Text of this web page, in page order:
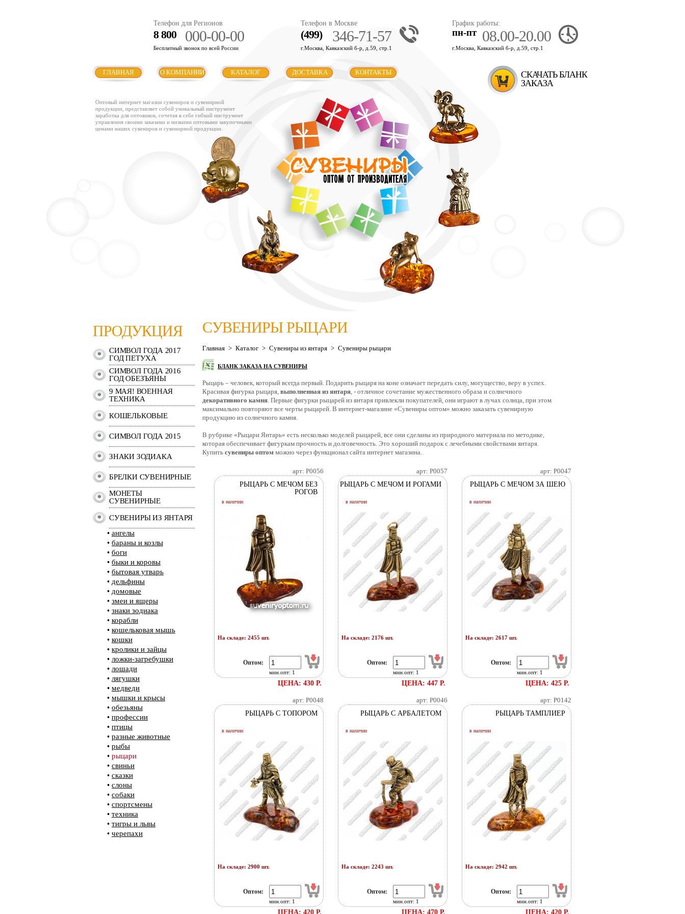
Телефон для Регионов
8 800 000-00-00
Бесплатный звонок по всей России
Телефон в Москве
(499) 346-71-57
г.Москва, Кавказский б-р, д.59, стр.1
График работы:
пн-пт 08.00-20.00
г.Москва, Кавказский б-р, д.59, стр.1
ГЛАВНАЯ О КОМПАНИИ КАТАЛОГ ДОСТАВКА КОНТАКТЫ
СКАЧАТЬ БЛАНК
ЗАКАЗА
Оптовый интернет магазин сувениров и сувенирной
продукции, представляет собой уникальный инструмент
заработка для оптовиков, сочетая в себе гибкий инструмент
управления своими заказами и низкими оптовыми закупочными
ценами наших сувениров и сувенирной продукции.
ПРОДУКЦИЯ
СИМВОЛ ГОДА 2017
ГОД ПЕТУХА
СИМВОЛ ГОДА 2016
ГОД ОБЕЗЪЯНЫ
9 МАЯ! ВОЕННАЯ
ТЕХНИКА
КОШЕЛЬКОВЫЕ
СИМВОЛ ГОДА 2015
ЗНАКИ ЗОДИАКА
БРЕЛКИ СУВЕНИРНЫЕ
МОНЕТЫ
СУВЕНИРНЫЕ
СУВЕНИРЫ ИЗ ЯНТАРЯ
• ангелы
• бараны и козлы
• боги
• быки и коровы
• бытовая утварь
• дельфины
• домовые
• змеи и ящеры
• знаки зодиака
• корабли
• кошельковая мышь
• кошки
• кролики и зайцы
• ложки-загребушки
• лошади
• лягушки
• медведи
• мышки и крысы
• обезьяны
• профессии
• птицы
• разные животные
• рыбы
• рыцари
• свиньи
• сказки
• слоны
• собаки
• спортсмены
• техника
• тигры и львы
• черепахи
СУВЕНИРЫ РЫЦАРИ
Главная > Каталог > Сувениры из янтаря > Сувениры рыцари
БЛАНК ЗАКАЗА НА СУВЕНИРЫ
Рыцарь – человек, который всегда первый. Подарить рыцаря на коне означает передать силу, могущество, веру в успех.
Красивая фигурка рыцаря, выполненная из янтаря, - отличное сочетание мужественного образа и солнечного
декоративного камня. Первые фигурки рыцарей из янтаря привлекли покупателей, они играют в лучах солнца, при этом
максимально повторяют все черты рыцарей. В интернет-магазине «Сувениры оптом» можно заказать сувенирную
продукцию из солнечного камня.
В рубрике «Рыцари Янтарь» есть несколько моделей рыцарей, все они сделаны из природного материала по методике,
которая обеспечивает фигуркам прочность и долговечность. Это хороший подарок с лечебными свойствами янтаря.
Купить сувениры оптом можно через функционал сайта интернет магазина.
арт: P0056
РЫЦАРЬ С МЕЧОМ БЕЗ
РОГОВ
в наличии
На складе: 2455 шт.
ЦЕНА: 430 Р.
Оптом:
мин.опт: 1
арт: P0057
РЫЦАРЬ С МЕЧОМ И РОГАМИ
в наличии
На складе: 2176 шт.
ЦЕНА: 447 Р.
Оптом:
мин.опт: 1
арт: P0047
РЫЦАРЬ С МЕЧОМ ЗА ШЕЮ
в наличии
На складе: 2617 шт.
ЦЕНА: 425 Р.
Оптом:
мин.опт: 1
арт: P0048
РЫЦАРЬ С ТОПОРОМ
в наличии
На складе: 2900 шт.
ЦЕНА: 420 Р.
Оптом:
мин.опт: 1
арт: P0046
РЫЦАРЬ С АРБАЛЕТОМ
в наличии
На складе: 2243 шт.
ЦЕНА: 470 Р.
Оптом:
мин.опт: 1
арт: Р0142
РЫЦАРЬ ТАМПЛИЕР
в наличии
На складе: 2942 шт.
ЦЕНА: 420 Р.
Оптом:
мин.опт: 1